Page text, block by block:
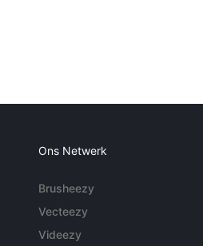
Ons Netwerk
Brusheezy
Vecteezy
Videezy